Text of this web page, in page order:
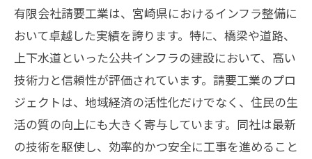
有限会社請要工業は、宮崎県におけるインフラ整備に
おいて卓越した実績を誇ります。特に、橋梁や道路、
上下水道といった公共インフラの建設において、高い
技術力と信頼性が評価されています。請要工業のプロ
ジェクトは、地域経済の活性化だけでなく、住民の生
活の質の向上にも大きく寄与しています。同社は最新
の技術を駆使し、効率的かつ安全に工事を進めること